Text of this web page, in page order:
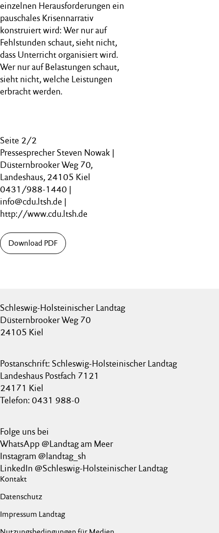
einzelnen Herausforderungen ein
pauschales Krisennarrativ
konstruiert wird: Wer nur auf
Fehlstunden schaut, sieht nicht,
dass Unterricht organisiert wird.
Wer nur auf Belastungen schaut,
sieht nicht, welche Leistungen
erbracht werden.
Seite 2/2
Pressesprecher Steven Nowak |
Düsternbrooker Weg 70,
Landeshaus, 24105 Kiel
0431/988-1440 |
info@cdu.ltsh.de |
http://www.cdu.ltsh.de
Download PDF
Schleswig-Holsteinischer Landtag
Düsternbrooker Weg 70
24105 Kiel
Postanschrift: Schleswig-Holsteinischer Landtag
Landeshaus Postfach 7121
24171 Kiel
Telefon: 0431 988-0
Folge uns bei
WhatsApp @Landtag am Meer
Instagram @landtag_sh
LinkedIn @Schleswig-Holsteinischer Landtag
Kontakt
Datenschutz
Impressum Landtag